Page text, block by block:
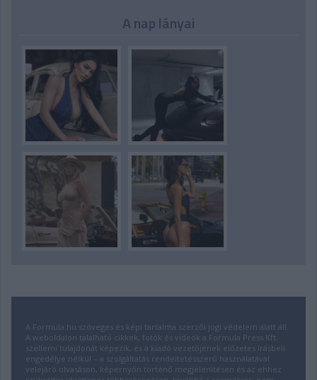
A nap lányai
A Formula.hu szöveges és képi tartalma szerzői jogi védelem alatt áll.
A weboldalon található cikkek, fotók és videók a Formula Press Kft.
szellemi tulajdonát képezik, és a kiadó vezetőjének előzetes írásbeli
engedélye nélkül – a szolgáltatás rendeltetésszerű használatával
velejáró olvasáson, képernyőn történő megjelenítésen és az ehhez